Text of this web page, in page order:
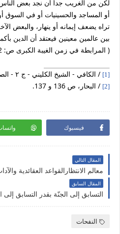
لكن من الغريب جداً أن نجد بعض
أو المساجد والحسينيات أو في السوق
تراه يضعف إيمانه أو ينهار، والبعض
بين عالمين معينين فيعتقد أن الدين
( المرابطة في زمن الغيبة الكبرى ص: 112).
[1] / الكافي - الشيخ الكليني - ج ٢ - الصفحة ٧4.
[2] / البحار، ص 136 و 137.
فيسبوك
المقال التالي
المقال السابق
التسابق إلى الجنّة بقدر التسابق إلى
النفحات